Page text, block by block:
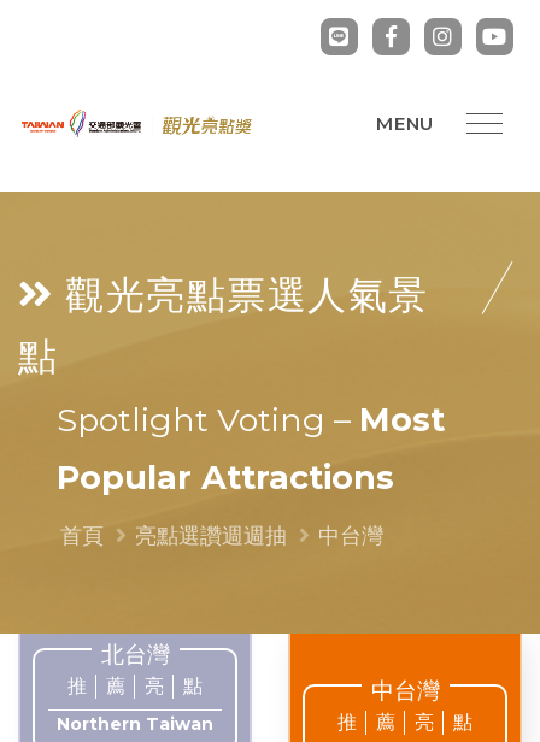
觀光亮點票選 人氣景
點
Spotlight Voting – Most
Popular Attractions
首頁 亮點選讚週週抽 中台灣
北台灣
推 薦 亮 點
Northern Taiwan
中台灣
推 薦 亮 點